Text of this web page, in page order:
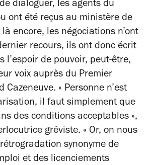
dialoguer, les agents du
ont été reçus au ministère de
encore, les négociations n’ont
recours, ils ont donc écrit
l’espoir de pouvoir, peut-être,
voix auprès du Premier
« Personne n’est
il faut simplement que
des conditions acceptables »,
gréviste. « Or, on nous
synonyme de
et des licenciements